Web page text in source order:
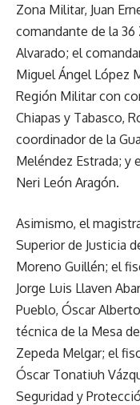
Zona Militar, Juan
comandante de la 36
Alvarado; el
Miguel Ángel López
Región Militar con
Chiapas y Tabasco,
coordinador de la
Meléndez Estrada; y
Neri León Aragón.
Asimismo, el
Superior de Justicia
Moreno Guillén; el
Jorge Luis Llaven
Pueblo, Óscar
técnica de la Mesa
Zepeda Melgar; el
Óscar Tonatiuh
Seguridad y